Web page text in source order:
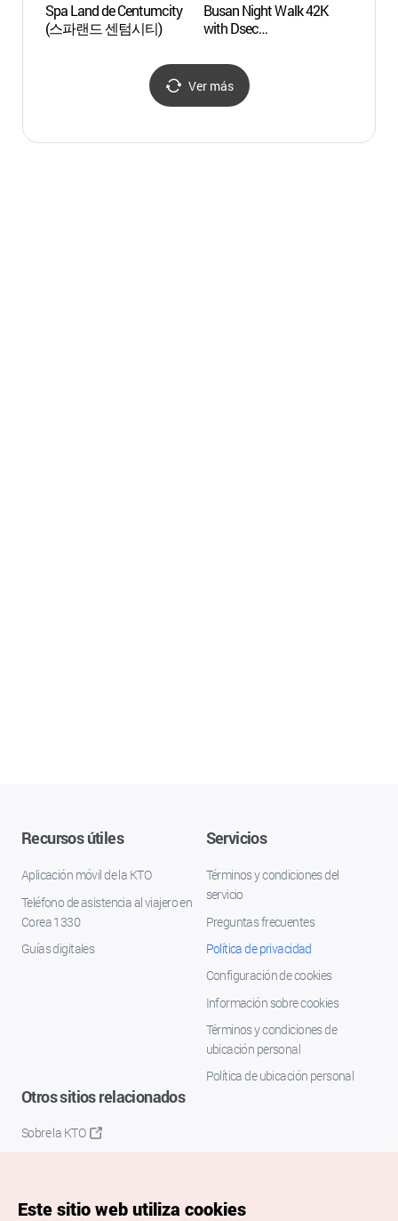
Spa Land de Centumcity
(스파랜드 센텀시티)
Busan Night Walk 42K
with Dsec
dsec)
Ver más
Recursos útiles
Aplicación móvil de la KTO
Teléfono de asistencia al viajero en
Corea 1330
Guías digitales
Servicios
Términos y condiciones del
servicio
Preguntas frecuentes
Política de privacidad
Configuración de cookies
Información sobre cookies
Términos y condiciones de
ubicación personal
Política de ubicación personal
Otros sitios relacionados
Sobre la KTO
Este sitio web utiliza cookies